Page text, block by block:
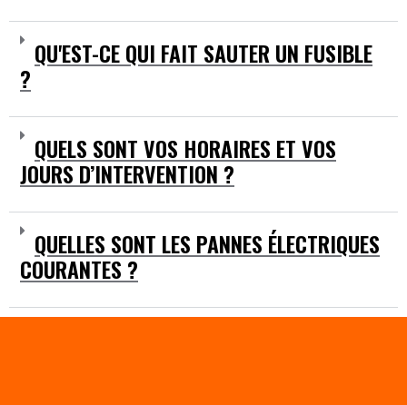
QU'EST-CE QUI FAIT SAUTER UN FUSIBLE
?
QUELS SONT VOS HORAIRES ET VOS
JOURS D’INTERVENTION ?
QUELLES SONT LES PANNES ÉLECTRIQUES
COURANTES ?